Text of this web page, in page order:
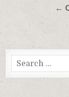
записям
←
Search
for: